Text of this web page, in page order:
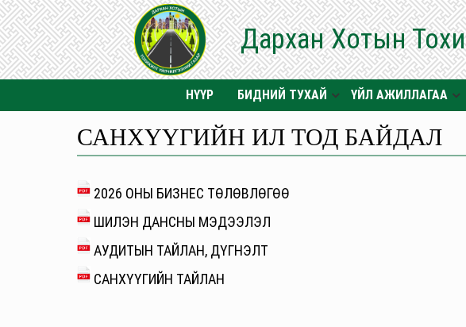
Дархан Хотын
НҮҮР БИДНИЙ ТУХАЙ ҮЙЛ АЖИЛЛАГАА
САНХҮҮГИЙН ИЛ ТОД БАЙДАЛ
2026 ОНЫ БИЗНЕС ТӨЛӨВЛӨГӨӨ
ШИЛЭН ДАНСНЫ МЭДЭЭЛЭЛ
АУДИТЫН ТАЙЛАН, ДҮГНЭЛТ
САНХҮҮГИЙН ТАЙЛАН